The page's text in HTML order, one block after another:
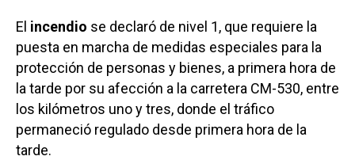
El incendio se declaró de nivel 1, que requiere la
puesta en marcha de medidas especiales para la
protección de personas y bienes, a primera hora de
la tarde por su afección a la carretera CM-530, entre
los kilómetros uno y tres, donde el tráfico
permaneció regulado desde primera hora de la
tarde.